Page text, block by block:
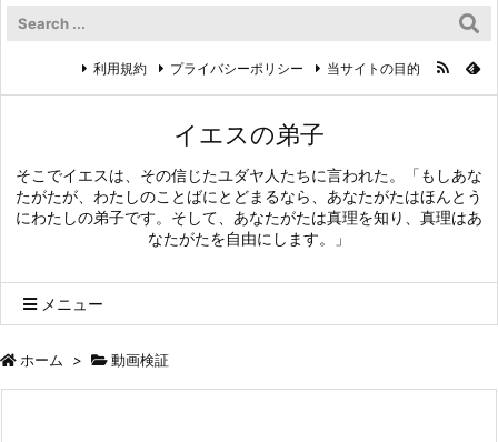
イエスの弟子
そこでイエスは、その信じたユダヤ人たちに言われた。「もしあな
たがたが、わたしのことばにとどまるなら、あなたがたはほんとう
にわたしの弟子です。そして、あなたがたは真理を知り、真理はあ
なたがたを自由にします。」
メニュー
利用規約 プライバシーポリシー 当サイトの目的
ホーム > 動画検証